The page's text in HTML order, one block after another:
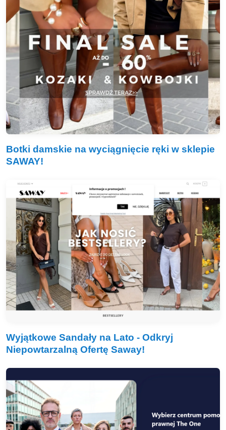
Botki damskie na wyciągnięcie ręki w sklepie
SAWAY!
Wyjątkowe Sandały na Lato - Odkryj
Niepowtarzalną Ofertę Saway!